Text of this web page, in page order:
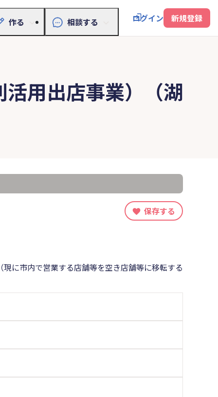
作る 相談する ログイン 新規登録
用出店事業）（湖
保存する
に市内で営業する店舗等を空き店舗等に移転する